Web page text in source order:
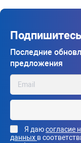
Последние
предложения
Я даюсогласие
данных в